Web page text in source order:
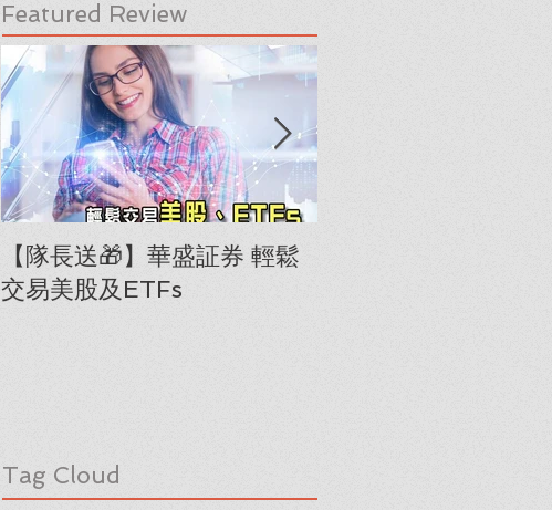
Featured Review
【隊長送🎁】華盛証券 輕鬆
交易美股及ETFs
Tag Cloud